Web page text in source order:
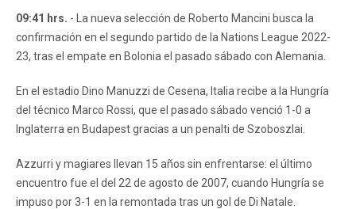
09:41 hrs. - La nueva selección de Roberto Mancini busca la
confirmación en el segundo partido de la Nations League 2022-
23, tras el empate en Bolonia el pasado sábado con Alemania.
En el estadio Dino Manuzzi de Cesena, Italia recibe a la Hungría
del técnico Marco Rossi, que el pasado sábado venció 1-0 a
Inglaterra en Budapest gracias a un penalti de Szoboszlai.
Azzurri y magiares llevan 15 años sin enfrentarse: el último
encuentro fue el del 22 de agosto de 2007, cuando Hungría se
impuso por 3-1 en la remontada tras un gol de Di Natale.